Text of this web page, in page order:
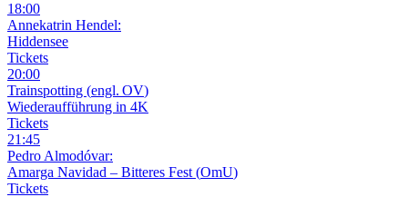
18:00
Annekatrin Hendel:
Hiddensee
Tickets
20:00
Trainspotting (engl. OV)
Wiederaufführung in 4K
Tickets
21 :45
Pedro Almodóvar:
Amarga Navidad – Bitteres Fest (OmU)
Tickets